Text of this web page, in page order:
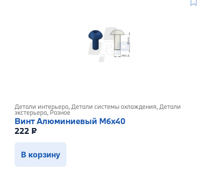
Детали интерьера,Детали системы охлаждения,Детали
экстерьера, Разное
Винт Алюминиевый M6x40
222 ₽
В корзину